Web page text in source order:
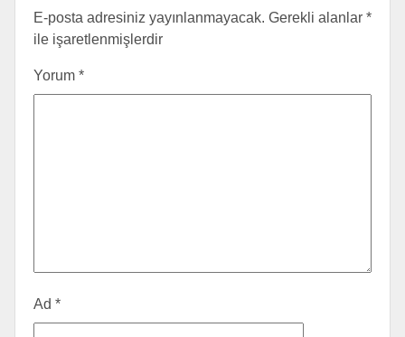
E-posta adresiniz yayınlanmayacak. Gerekli alanlar *
ile işaretlenmişlerdir
Yorum *
Ad *